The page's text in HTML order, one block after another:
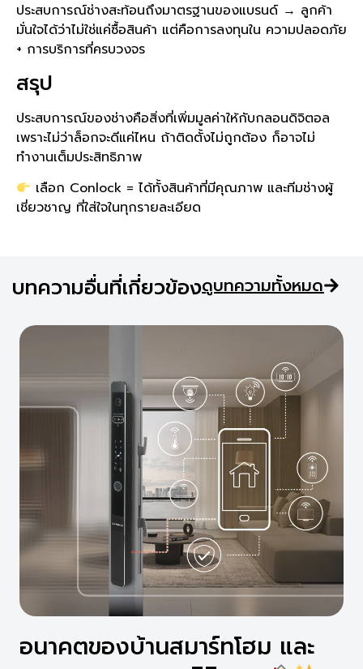
ประสบการณ์ช่างสะท้อนถึงมาตรฐานของแบรนด์ → ลูกค้า
มั่นใจได้ว่าไม่ใช่แค่ซื้อสินค้า แต่คือการลงทุนใน ความปลอดภัย
+ การบริการที่ครบวงจร
สรุป
ประสบการณ์ของช่างคือสิ่งที่เพิ่มมูลค่าให้กับกลอนดิจิตอล
เพราะไม่ว่าล็อกจะดีแค่ไหน ถ้าติดตั้งไม่ถูกต้อง ก็อาจไม่
ทำงานเต็มประสิทธิภาพ
เลือก Conlock = ได้ทั้งสินค้าที่มีคุณภาพ และทีมช่างผู้
เชี่ยวชาญ ที่ใส่ใจในทุกรายละเอียด
บทความอื่นที่เกี่ยวข้องดูบทความทั้งหมด
อนาคตของบ้านสมาร์ทโฮม และ